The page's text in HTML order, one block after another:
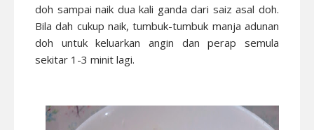
doh sampai naik dua kali ganda dari saiz asal doh.
Bila dah cukup naik, tumbuk-tumbuk manja adunan
doh untuk keluarkan angin dan perap semula
sekitar 1-3 minit lagi.